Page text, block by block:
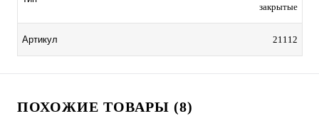
закрытые
Артикул 21112
ПОХОЖИЕ ТОВАРЫ (8)